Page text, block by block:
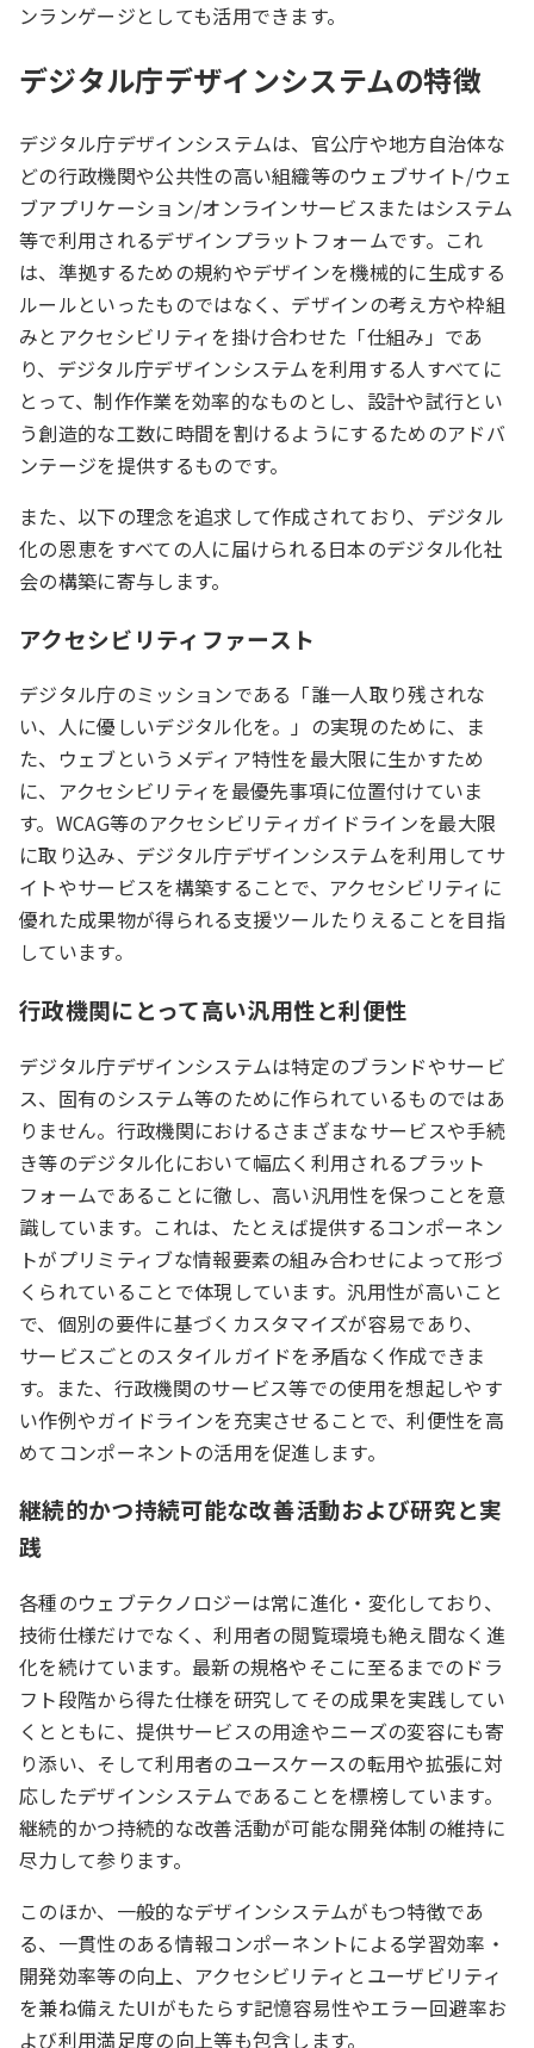
ンランゲージとしても活用できます。
デジタル庁デザインシステムの特徴
デジタル庁デザインシステムは、官公庁や地方自治体な
どの行政機関や公共性の高い組織等のウェブサイト/ウェ
ブアプリケーション/オンラインサービスまたはシステム
等で利用されるデザインプラットフォームです。これ
は、準拠するための規約やデザインを機械的に生成する
ルールといったものではなく、デザインの考え方や枠組
みとアクセシビリティを掛け合わせた「仕組み」であ
り、デジタル庁デザインシステムを利用する人すべてに
とって、制作作業を効率的なものとし、設計や試行とい
う創造的な工数に時間を割けるようにするためのアドバ
ンテージを提供するものです。
また、以下の理念を追求して作成されており、デジタル
化の恩恵をすべての人に届けられる日本のデジタル化社
会の構築に寄与します。
アクセシビリティファースト
デジタル庁のミッションである「誰一人取り残されな
い、人に優しいデジタル化を。」の実現のために、ま
た、ウェブというメディア特性を最大限に生かすため
に、アクセシビリティを最優先事項に位置付けていま
す。WCAG等のアクセシビリティガイドラインを最大限
に取り込み、デジタル庁デザインシステムを利用してサ
イトやサービスを構築することで、アクセシビリティに
優れた成果物が得られる支援ツールたりえることを目指
しています。
行政機関にとって高い汎用性と利便性
デジタル庁デザインシステムは特定のブランドやサービ
ス、固有のシステム等のために作られているものではあ
りません。行政機関におけるさまざまなサービスや手続
き等のデジタル化において幅広く利用されるプラット
フォームであることに徹し、高い汎用性を保つことを意
識しています。これは、たとえば提供するコンポーネン
トがプリミティブな情報要素の組み合わせによって形づ
くられていることで体現しています。汎用性が高いこと
で、個別の要件に基づくカスタマイズが容易であり、
サービスごとのスタイルガイドを矛盾なく作成できま
す。また、行政機関のサービス等での使用を想起しやす
い作例やガイドラインを充実させることで、利便性を高
めてコンポーネントの活用を促進します。
継続的かつ持続可能な改善活動および研究と実
践
各種のウェブテクノロジーは常に進化・変化しており、
技術仕様だけでなく、利用者の閲覧環境も絶え間なく進
化を続けています。最新の規格やそこに至るまでのドラ
フト段階から得た仕様を研究してその成果を実践してい
くとともに、提供サービスの用途やニーズの変容にも寄
り添い、そして利用者のユースケースの転用や拡張に対
応したデザインシステムであることを標榜しています。
継続的かつ持続的な改善活動が可能な開発体制の維持に
尽力して参ります。
このほか、一般的なデザインシステムがもつ特徴であ
る、一貫性のある情報コンポーネントによる学習効率・
開発効率等の向上、アクセシビリティとユーザビリティ
を兼ね備えたUIがもたらす記憶容易性やエラー回避率お
よび利用満足度の向上等も包含します。